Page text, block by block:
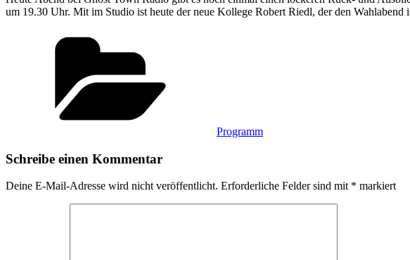
um 19.30 Uhr. Mit im Studio ist heute der neue Kollege Robert Riedl, der den
Programm
Schreibe einen Kommentar
Deine E-Mail-Adresse wird nicht veröffentlicht. Erforderliche Felder sind mit * markiert